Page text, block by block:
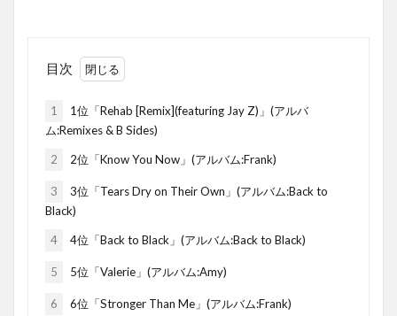
目次
1
1位「Rehab [Remix](featuring Jay Z)」(アルバ
ム:Remixes & B Sides)
2 2位「Know You Now」(アルバム:Frank)
3
3位「Tears Dry on Their Own」(アルバム:Back to
Black)
4 4位「Back to Black」(アルバム:Back to Black)
5 5位「Valerie」(アルバム:Amy)
6 6位「Stronger Than Me」(アルバム:Frank)